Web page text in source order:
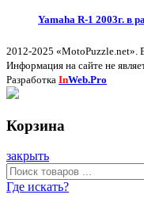
Yamaha R-1 2003г. в
2012-2025 «MotoPuzzle.net».
Информация на сайте не
Разработка InWeb.Pro
Корзина
закрыть
Где искать?